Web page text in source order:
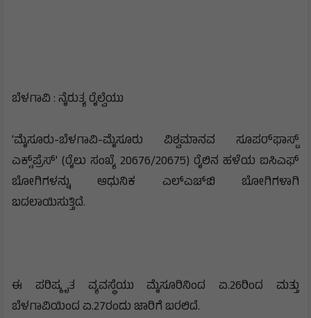
ಬೆಳಗಾವಿ : ನೈರುತ್ಯ ರೈಲ್ವೆಯು
'ಮೈಸೂರು-ಬೆಳಗಾವಿ-ಮೈಸೂರು ವಿಶ್ವಮಾನವ ಸೂಪರ್‌ಫಾಸ್ಟ್‌
ಎಕ್ಸ್‌ಪ್ರೆಸ್‌' (ರೈಲು ಸಂಖ್ಯೆ 20676/20675) ರೈಲಿನ ಹಳೆಯ ಐಸಿಎಫ್
ಬೋಗಿಗಳನ್ನು ಆಧುನಿಕ ಎಲ್‌ಎಚ್‌ಬಿ ಬೋಗಿಗಳಾಗಿ
ಬದಲಾಯಿಸುತ್ತಿದೆ.
ಈ ಪರಿಷ್ಕೃತ ವ್ಯವಸ್ಥೆಯು ಮೈಸೂರಿನಿಂದ ಏ.26ರಿಂದ ಮತ್ತು
ಬೆಳಗಾವಿಯಿಂದ ಏ.27ರಂದು ಜಾರಿಗೆ ಬರಲಿದೆ.